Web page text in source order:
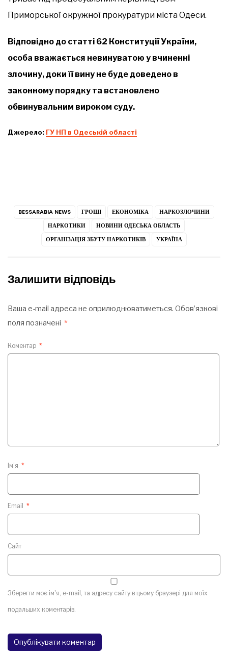
Приморської окружної прокуратури міста Одеси.
Відповідно до статті 62 Конституції України,
особа вважається невинуватою у вчиненні
злочину, доки її вину не буде доведено в
законному порядку та встановлено
обвинувальним вироком суду.
Джерело: ГУ НП в Одеській області
BESSARABIA NEWS ГРОШІ ЕКОНОМІКА
НАРКОЗЛОЧИНИ
НАРКОТИКИ
НОВИНИ ОДЕСЬКА ОБЛАСТЬ
ОРГАНІЗАЦІЯ ЗБУТУ НАРКОТИКІВ
УКРАЇНА
Залишити відповідь
Ваша e-mail адреса не оприлюднюватиметься. Обов’язкові
поля позначені *
Коментар *
Ім'я *
Email *
Сайт
Зберегти моє ім'я, e-mail, та адресу сайту в цьому браузері для моїх
подальших коментарів.